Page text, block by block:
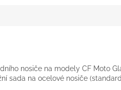
nosiče na modely CF Moto
sada na ocelové nosiče